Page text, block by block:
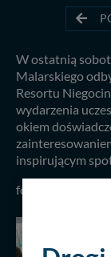
W ostatnią
Malarskiego
Resortu
wydarzenia
okiem
inspirującym
fot. Karol